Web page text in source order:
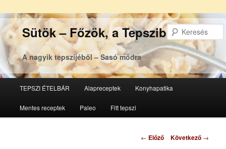
Sütök – Főzök, a Tepsziből
A nagyik tepszijéből – Sasó módra
Tovább
az
Tovább
a
TEPSZI ÉTELBÁR Alapreceptek Konyhapatika
Mentes receptek Paleo Fitt tepszi
Bejegyzés
← Előző Következő →